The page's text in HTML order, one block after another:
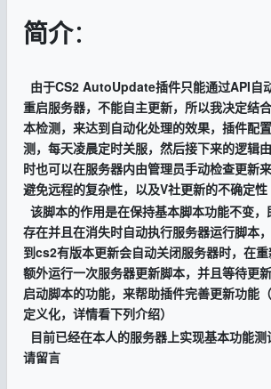
简介：
由于CS2 AutoUpdate插件只能通过API自
重启服务器，不能自主更新，所以我决定结
本检测，来达到自动化处理的效果，插件配
测，每天凌晨定时关服，然后接下来的逻辑
时也可以在服务器内由管理员手动检查更新
避免远程的复杂性，以及V社更新的不确定性
该脚本的作用是在保持基本脚本功能不变
存在并且在消失时自动执行服务器运行脚本
到cs2有版本更新会自动关闭服务器时，在
额外运行一次服务器更新脚本，并且等待更
启动脚本的功能，来帮助插件完善更新功能
定义化，详情看下列介绍）
目前已经在本人的服务器上实现基本功能
请留言